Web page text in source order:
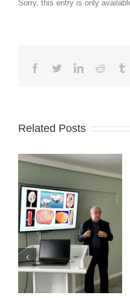
Sorry, this entry is only
Facebook
TwitterLinkedinReddit
Related Posts